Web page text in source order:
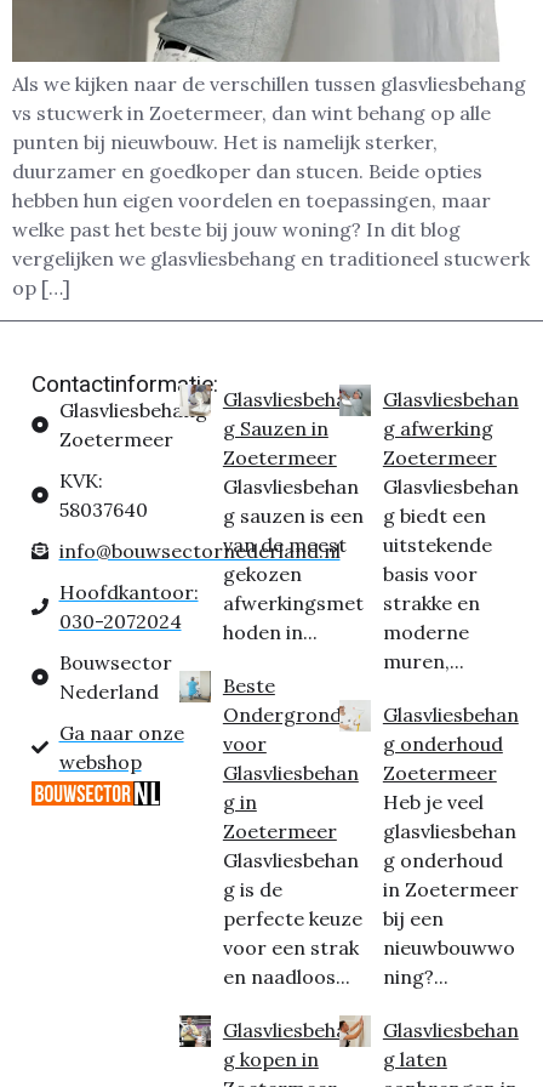
Als we kijken naar de verschillen tussen glasvliesbehang
vs stucwerk in Zoetermeer, dan wint behang op alle
punten bij nieuwbouw. Het is namelijk sterker,
duurzamer en goedkoper dan stucen. Beide opties
hebben hun eigen voordelen en toepassingen, maar
welke past het beste bij jouw woning? In dit blog
vergelijken we glasvliesbehang en traditioneel stucwerk
op […]
Contactinformatie:
Glasvliesbehang
Zoetermeer
KVK:
58037640
info@bouwsectornederland.nl
Hoofdkantoor:
030-2072024
Bouwsector
Nederland
Ga naar onze
webshop
Glasvliesbehan
g Sauzen in
Zoetermeer
Glasvliesbehan
g sauzen is een
van de meest
gekozen
afwerkingsmet
hoden in...
Beste
Ondergrond
voor
Glasvliesbehan
g in
Zoetermeer
Glasvliesbehan
g is de
perfecte keuze
voor een strak
en naadloos...
Glasvliesbehan
g kopen in
Glasvliesbehan
g afwerking
Zoetermeer
Glasvliesbehan
g biedt een
uitstekende
basis voor
strakke en
moderne
muren,...
Glasvliesbehan
g onderhoud
Zoetermeer
Heb je veel
glasvliesbehan
g onderhoud
in Zoetermeer
bij een
nieuwbouwwo
ning?...
Glasvliesbehan
g laten